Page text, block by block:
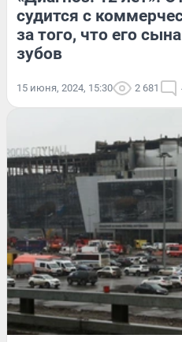
судится с
за того, что его
зубов
15 июня, 2024, 15:30 2 681